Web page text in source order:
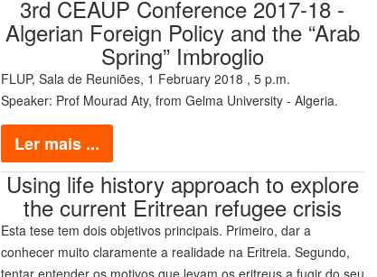
3rd CEAUP Conference 2017-18 -
Algerian Foreign Policy and the “Arab
Spring” Imbroglio
FLUP, Sala de Reuniões, 1 February 2018 , 5 p.m.
Speaker: Prof Mourad Aty, from Gelma University - Algeria.
Ler mais ...
Using life history approach to explore
the current Eritrean refugee crisis
Esta tese tem dois objetivos principais. Primeiro, dar a
conhecer muito claramente a realidade na Eritreia. Segundo,
tentar entender os motivos que levam os eritreus a fugir do seu